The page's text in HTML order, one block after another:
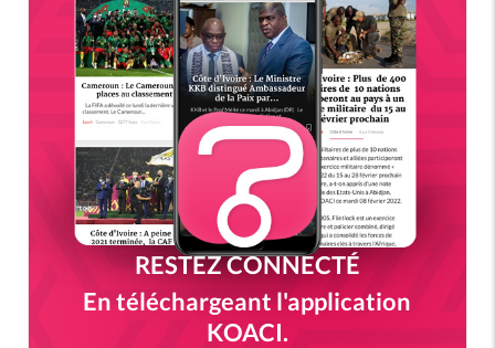
RESTEZ CONNECTÉ
En téléchargeant l'application
KOACI.